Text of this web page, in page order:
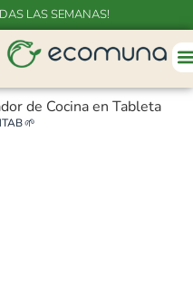
LAS SEMANAS!
de Cocina en Tableta
🌱